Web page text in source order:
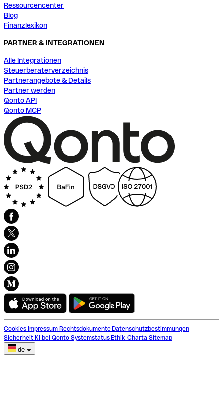
Ressourcencenter
Blog
Finanzlexikon
PARTNER & INTEGRATIONEN
Alle Integrationen
Steuerberaterverzeichnis
Partnerangebote & Details
Partner werden
Qonto API
Qonto MCP
Cookies Impressum Rechtsdokumente Datenschutzbestimmungen
Sicherheit KI bei Qonto Systemstatus Ethik-Charta Sitemap
de